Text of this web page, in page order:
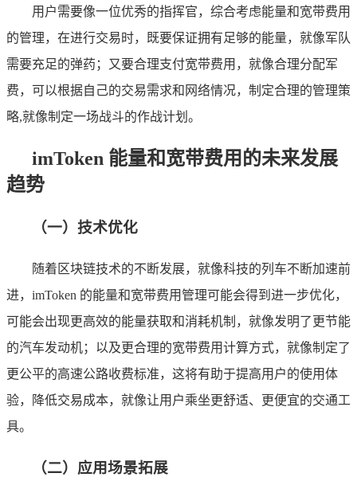
用户需要像一位优秀的指挥官，综合考虑能量和宽带费用
的管理，在进行交易时，既要保证拥有足够的能量，就像军队
需要充足的弹药；又要合理支付宽带费用，就像合理分配军
费，可以根据自己的交易需求和网络情况，制定合理的管理策
略,就像制定一场战斗的作战计划。
imToken 能量和宽带费用的未来发展
趋势
（一）技术优化
随着区块链技术的不断发展，就像科技的列车不断加速前
进，imToken 的能量和宽带费用管理可能会得到进一步优化，
可能会出现更高效的能量获取和消耗机制，就像发明了更节能
的汽车发动机；以及更合理的宽带费用计算方式，就像制定了
更公平的高速公路收费标准，这将有助于提高用户的使用体
验，降低交易成本，就像让用户乘坐更舒适、更便宜的交通工
具。
（二）应用场景拓展